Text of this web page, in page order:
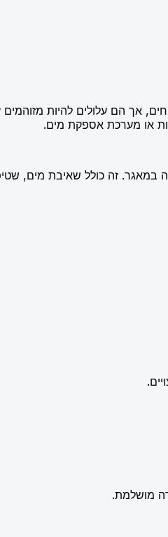
אך הם עלולים להיות מזוהמים
או מערכת אספקת מים.